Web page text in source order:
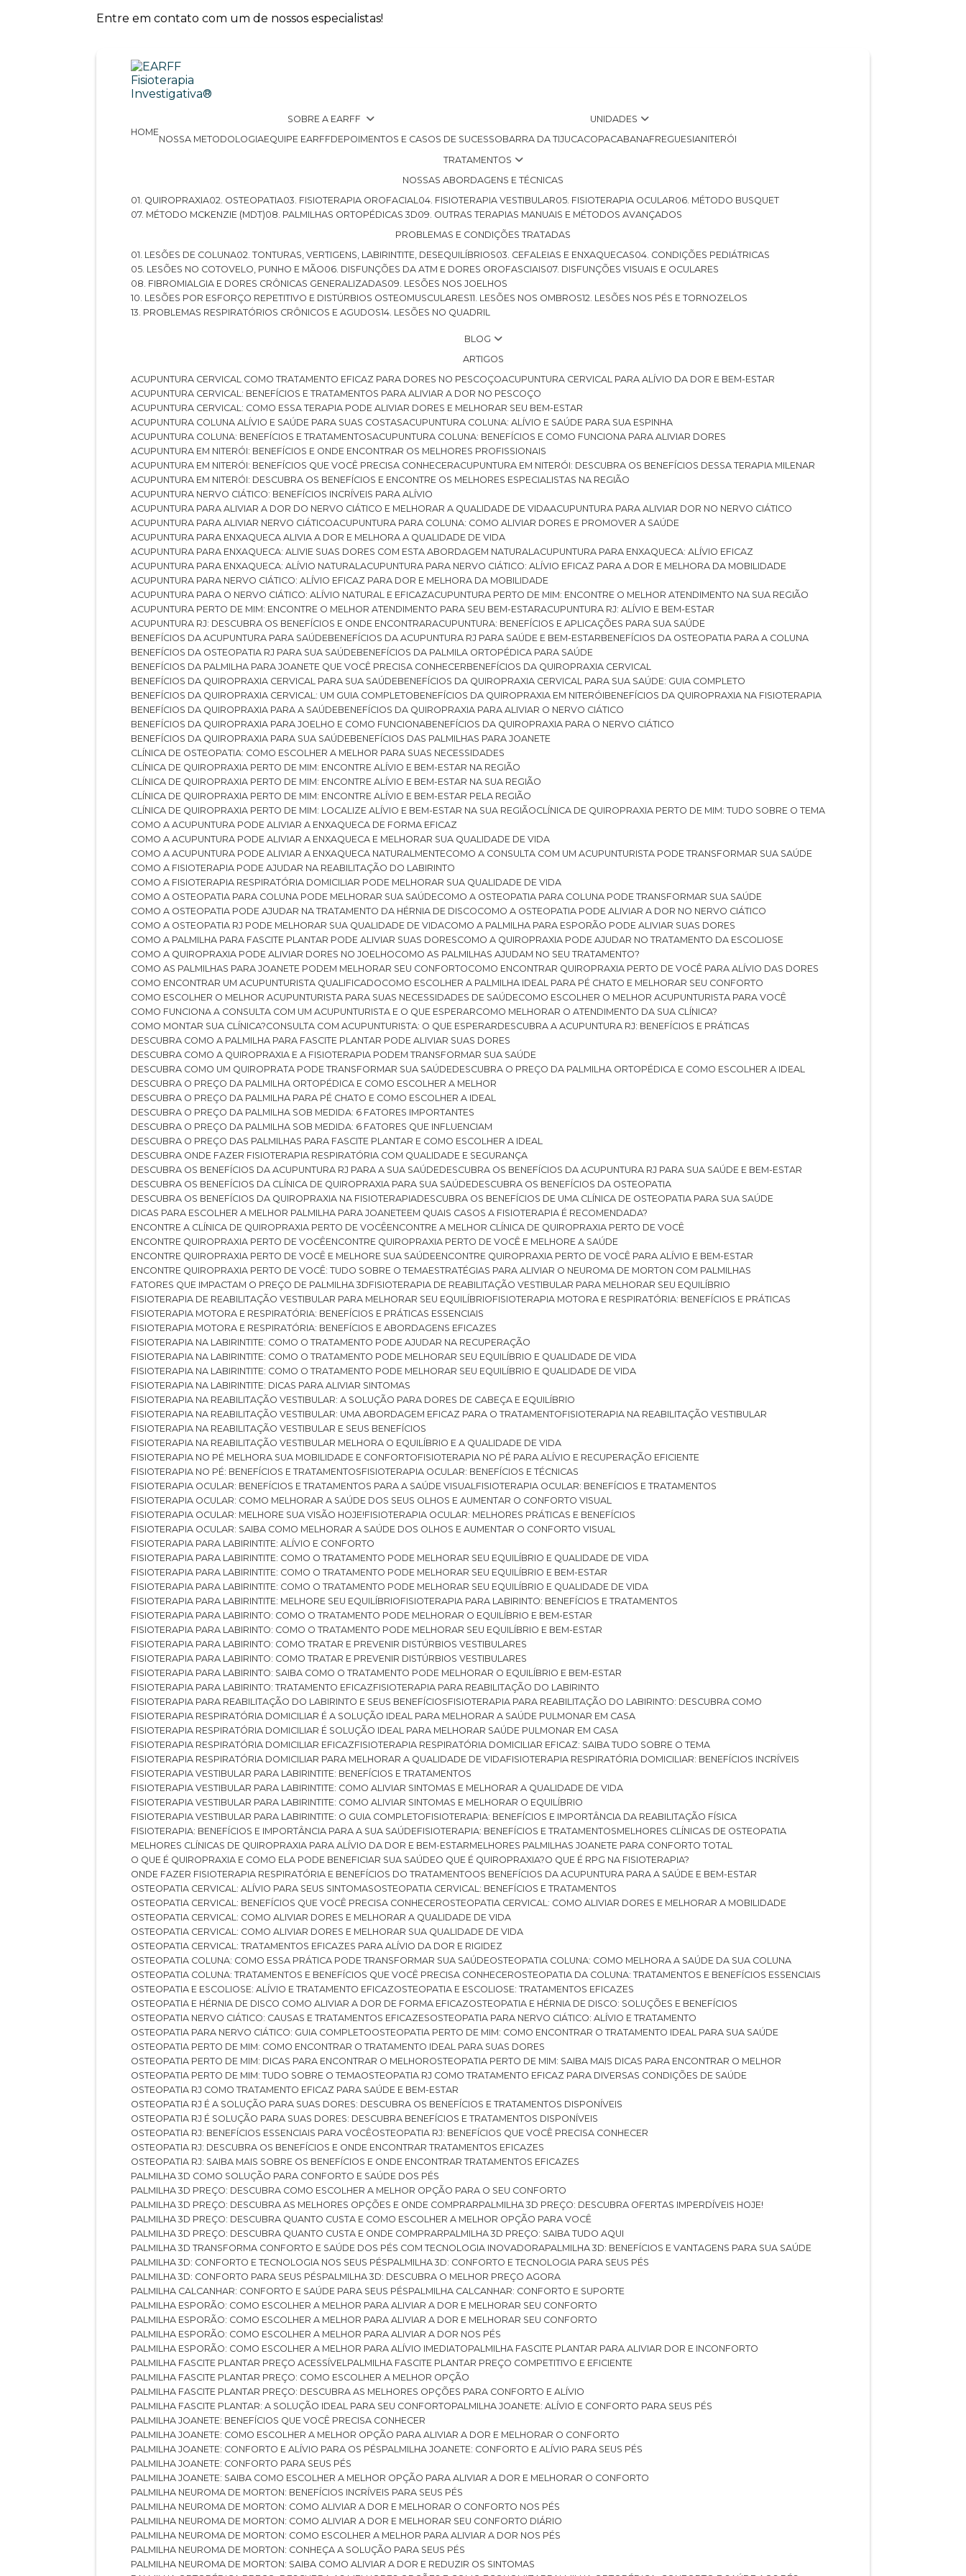
Entre em contato com um de nossos especialistas!
HOME
SOBRE A EARFF
NOSSA METODOLOGIA EQUIPE EARFF DEPOIMENTOS E CASOS DE SUCESSO
UNIDADES
BARRA DA TIJUCA
COPACABANA FREGUESIA
NITERÓI
TRATAMENTOS
NOSSAS ABORDAGENS E TÉCNICAS
01. QUIROPRAXIA
02. OSTEOPATIA 03. FISIOTERAPIA OROFACIAL 04. FISIOTERAPIA VESTIBULAR 05. FISIOTERAPIA OCULAR
06. MÉTODO BUSQUET
07. MÉTODO MCKENZIE (MDT)
08. PALMILHAS ORTOPÉDICAS 3D
09. OUTRAS TERAPIAS MANUAIS E MÉTODOS AVANÇADOS
PROBLEMAS E CONDIÇÕES TRATADAS
01. LESÕES DE COLUNA
02. TONTURAS, VERTIGENS, LABIRINTITE, DESEQUILÍBRIOS 03. CEFALEIAS E ENXAQUECAS
04. CONDIÇÕES PEDIÁTRICAS
05. LESÕES NO COTOVELO, PUNHO E MÃO
06. DISFUNÇÕES DA ATM E DORES OROFASCIAIS
07. DISFUNÇÕES VISUAIS E OCULARES
08. FIBROMIALGIA E DORES CRÔNICAS GENERALIZADAS
09. LESÕES NOS JOELHOS
10. LESÕES POR ESFORÇO REPETITIVO E DISTÚRBIOS OSTEOMUSCULARES 11. LESÕES NOS OMBROS 12. LESÕES NOS PÉS E TORNOZELOS
13. PROBLEMAS RESPIRATÓRIOS CRÔNICOS E AGUDOS 14. LESÕES NO QUADRIL
BLOG
ARTIGOS
ACUPUNTURA CERVICAL COMO TRATAMENTO EFICAZ PARA DORES NO PESCOÇO
ACUPUNTURA CERVICAL PARA ALÍVIO DA DOR E BEM-ESTAR
ACUPUNTURA CERVICAL: BENEFÍCIOS E TRATAMENTOS PARA ALIVIAR A DOR NO PESCOÇO
ACUPUNTURA CERVICAL: COMO ESSA TERAPIA PODE ALIVIAR DORES E MELHORAR SEU BEM-ESTAR
ACUPUNTURA COLUNA ALÍVIO E SAÚDE PARA SUAS COSTAS
ACUPUNTURA COLUNA: ALÍVIO E SAÚDE PARA SUA ESPINHA
ACUPUNTURA COLUNA: BENEFÍCIOS E TRATAMENTOS
ACUPUNTURA COLUNA: BENEFÍCIOS E COMO FUNCIONA PARA ALIVIAR DORES
ACUPUNTURA EM NITERÓI: BENEFÍCIOS E ONDE ENCONTRAR OS MELHORES PROFISSIONAIS
ACUPUNTURA EM NITERÓI: BENEFÍCIOS QUE VOCÊ PRECISA CONHECER
ACUPUNTURA EM NITERÓI: DESCUBRA OS BENEFÍCIOS DESSA TERAPIA MILENAR
ACUPUNTURA EM NITERÓI: DESCUBRA OS BENEFÍCIOS E ENCONTRE OS MELHORES ESPECIALISTAS NA REGIÃO
ACUPUNTURA NERVO CIÁTICO: BENEFÍCIOS INCRÍVEIS PARA ALÍVIO
ACUPUNTURA PARA ALIVIAR A DOR DO NERVO CIÁTICO E MELHORAR A QUALIDADE DE VIDA
ACUPUNTURA PARA ALIVIAR DOR NO NERVO CIÁTICO
ACUPUNTURA PARA ALIVIAR NERVO CIÁTICO
ACUPUNTURA PARA COLUNA: COMO ALIVIAR DORES E PROMOVER A SAÚDE
ACUPUNTURA PARA ENXAQUECA ALIVIA A DOR E MELHORA A QUALIDADE DE VIDA
ACUPUNTURA PARA ENXAQUECA: ALIVIE SUAS DORES COM ESTA ABORDAGEM NATURAL
ACUPUNTURA PARA ENXAQUECA: ALÍVIO EFICAZ
ACUPUNTURA PARA ENXAQUECA: ALÍVIO NATURAL
ACUPUNTURA PARA NERVO CIÁTICO: ALÍVIO EFICAZ PARA A DOR E MELHORA DA MOBILIDADE
ACUPUNTURA PARA NERVO CIÁTICO: ALÍVIO EFICAZ PARA DOR E MELHORA DA MOBILIDADE
ACUPUNTURA PARA O NERVO CIÁTICO: ALÍVIO NATURAL E EFICAZ
ACUPUNTURA PERTO DE MIM: ENCONTRE O MELHOR ATENDIMENTO NA SUA REGIÃO
ACUPUNTURA PERTO DE MIM: ENCONTRE O MELHOR ATENDIMENTO PARA SEU BEM-ESTAR
ACUPUNTURA RJ: ALÍVIO E BEM-ESTAR
ACUPUNTURA RJ: DESCUBRA OS BENEFÍCIOS E ONDE ENCONTRAR
ACUPUNTURA: BENEFÍCIOS E APLICAÇÕES PARA SUA SAÚDE
BENEFÍCIOS DA ACUPUNTURA PARA SAÚDE
BENEFÍCIOS DA ACUPUNTURA RJ PARA SAÚDE E BEM-ESTAR
BENEFÍCIOS DA OSTEOPATIA PARA A COLUNA
BENEFÍCIOS DA OSTEOPATIA RJ PARA SUA SAÚDE
BENEFÍCIOS DA PALMILA ORTOPÉDICA PARA SAÚDE
BENEFÍCIOS DA PALMILHA PARA JOANETE QUE VOCÊ PRECISA CONHECER
BENEFÍCIOS DA QUIROPRAXIA CERVICAL
BENEFÍCIOS DA QUIROPRAXIA CERVICAL PARA SUA SAÚDE
BENEFÍCIOS DA QUIROPRAXIA CERVICAL PARA SUA SAÚDE: GUIA COMPLETO
BENEFÍCIOS DA QUIROPRAXIA CERVICAL: UM GUIA COMPLETO
BENEFÍCIOS DA QUIROPRAXIA EM NITERÓI
BENEFÍCIOS DA QUIROPRAXIA NA FISIOTERAPIA
BENEFÍCIOS DA QUIROPRAXIA PARA A SAÚDE
BENEFÍCIOS DA QUIROPRAXIA PARA ALIVIAR O NERVO CIÁTICO
BENEFÍCIOS DA QUIROPRAXIA PARA JOELHO E COMO FUNCIONA
BENEFÍCIOS DA QUIROPRAXIA PARA O NERVO CIÁTICO
BENEFÍCIOS DA QUIROPRAXIA PARA SUA SAÚDE
BENEFÍCIOS DAS PALMILHAS PARA JOANETE
CLÍNICA DE OSTEOPATIA: COMO ESCOLHER A MELHOR PARA SUAS NECESSIDADES
CLÍNICA DE QUIROPRAXIA PERTO DE MIM: ENCONTRE ALÍVIO E BEM-ESTAR NA REGIÃO
CLÍNICA DE QUIROPRAXIA PERTO DE MIM: ENCONTRE ALÍVIO E BEM-ESTAR NA SUA REGIÃO
CLÍNICA DE QUIROPRAXIA PERTO DE MIM: ENCONTRE ALÍVIO E BEM-ESTAR PELA REGIÃO
CLÍNICA DE QUIROPRAXIA PERTO DE MIM: LOCALIZE ALÍVIO E BEM-ESTAR NA SUA REGIÃO
CLÍNICA DE QUIROPRAXIA PERTO DE MIM: TUDO SOBRE O TEMA
COMO A ACUPUNTURA PODE ALIVIAR A ENXAQUECA DE FORMA EFICAZ
COMO A ACUPUNTURA PODE ALIVIAR A ENXAQUECA E MELHORAR SUA QUALIDADE DE VIDA
COMO A ACUPUNTURA PODE ALIVIAR A ENXAQUECA NATURALMENTE
COMO A CONSULTA COM UM ACUPUNTURISTA PODE TRANSFORMAR SUA SAÚDE
COMO A FISIOTERAPIA PODE AJUDAR NA REABILITAÇÃO DO LABIRINTO
COMO A FISIOTERAPIA RESPIRATÓRIA DOMICILIAR PODE MELHORAR SUA QUALIDADE DE VIDA
COMO A OSTEOPATIA PARA COLUNA PODE MELHORAR SUA SAÚDE
COMO A OSTEOPATIA PARA COLUNA PODE TRANSFORMAR SUA SAÚDE
COMO A OSTEOPATIA PODE AJUDAR NA TRATAMENTO DA HÉRNIA DE DISCO
COMO A OSTEOPATIA PODE ALIVIAR A DOR NO NERVO CIÁTICO
COMO A OSTEOPATIA RJ PODE MELHORAR SUA QUALIDADE DE VIDA
COMO A PALMILHA PARA ESPORÃO PODE ALIVIAR SUAS DORES
COMO A PALMILHA PARA FASCITE PLANTAR PODE ALIVIAR SUAS DORES
COMO A QUIROPRAXIA PODE AJUDAR NO TRATAMENTO DA ESCOLIOSE
COMO A QUIROPRAXIA PODE ALIVIAR DORES NO JOELHO
COMO AS PALMILHAS AJUDAM NO SEU TRATAMENTO?
COMO AS PALMILHAS PARA JOANETE PODEM MELHORAR SEU CONFORTO
COMO ENCONTRAR QUIROPRAXIA PERTO DE VOCÊ PARA ALÍVIO DAS DORES
COMO ENCONTRAR UM ACUPUNTURISTA QUALIFICADO
COMO ESCOLHER A PALMILHA IDEAL PARA PÉ CHATO E MELHORAR SEU CONFORTO
COMO ESCOLHER O MELHOR ACUPUNTURISTA PARA SUAS NECESSIDADES DE SAÚDE
COMO ESCOLHER O MELHOR ACUPUNTURISTA PARA VOCÊ
COMO FUNCIONA A CONSULTA COM UM ACUPUNTURISTA E O QUE ESPERAR
COMO MELHORAR O ATENDIMENTO DA SUA CLÍNICA?
COMO MONTAR SUA CLÍNICA?
CONSULTA COM ACUPUNTURISTA: O QUE ESPERAR
DESCUBRA A ACUPUNTURA RJ: BENEFÍCIOS E PRÁTICAS
DESCUBRA COMO A PALMILHA PARA FASCITE PLANTAR PODE ALIVIAR SUAS DORES
DESCUBRA COMO A QUIROPRAXIA E A FISIOTERAPIA PODEM TRANSFORMAR SUA SAÚDE
DESCUBRA COMO UM QUIROPRATA PODE TRANSFORMAR SUA SAÚDE
DESCUBRA O PREÇO DA PALMILHA ORTOPÉDICA E COMO ESCOLHER A IDEAL
DESCUBRA O PREÇO DA PALMILHA ORTOPÉDICA E COMO ESCOLHER A MELHOR
DESCUBRA O PREÇO DA PALMILHA PARA PÉ CHATO E COMO ESCOLHER A IDEAL
DESCUBRA O PREÇO DA PALMILHA SOB MEDIDA: 6 FATORES IMPORTANTES
DESCUBRA O PREÇO DA PALMILHA SOB MEDIDA: 6 FATORES QUE INFLUENCIAM
DESCUBRA O PREÇO DAS PALMILHAS PARA FASCITE PLANTAR E COMO ESCOLHER A IDEAL
DESCUBRA ONDE FAZER FISIOTERAPIA RESPIRATÓRIA COM QUALIDADE E SEGURANÇA
DESCUBRA OS BENEFÍCIOS DA ACUPUNTURA RJ PARA A SUA SAÚDE
DESCUBRA OS BENEFÍCIOS DA ACUPUNTURA RJ PARA SUA SAÚDE E BEM-ESTAR
DESCUBRA OS BENEFÍCIOS DA CLÍNICA DE QUIROPRAXIA PARA SUA SAÚDE
DESCUBRA OS BENEFÍCIOS DA OSTEOPATIA
DESCUBRA OS BENEFÍCIOS DA QUIROPRAXIA NA FISIOTERAPIA
DESCUBRA OS BENEFÍCIOS DE UMA CLÍNICA DE OSTEOPATIA PARA SUA SAÚDE
DICAS PARA ESCOLHER A MELHOR PALMILHA PARA JOANETE EM QUAIS CASOS A FISIOTERAPIA É RECOMENDADA?
ENCONTRE A CLÍNICA DE QUIROPRAXIA PERTO DE VOCÊ ENCONTRE A MELHOR CLÍNICA DE QUIROPRAXIA PERTO DE VOCÊ
ENCONTRE QUIROPRAXIA PERTO DE VOCÊ ENCONTRE QUIROPRAXIA PERTO DE VOCÊ E MELHORE A SAÚDE
ENCONTRE QUIROPRAXIA PERTO DE VOCÊ E MELHORE SUA SAÚDE ENCONTRE QUIROPRAXIA PERTO DE VOCÊ PARA ALÍVIO E BEM-ESTAR
ENCONTRE QUIROPRAXIA PERTO DE VOCÊ: TUDO SOBRE O TEMA ESTRATÉGIAS PARA ALIVIAR O NEUROMA DE MORTON COM PALMILHAS
FATORES QUE IMPACTAM O PREÇO DE PALMILHA 3D
FISIOTERAPIA DE REABILITAÇÃO VESTIBULAR PARA MELHORAR SEU EQUILÍBRIO
FISIOTERAPIA DE REABILITAÇÃO VESTIBULAR PARA MELHORAR SEU EQUILÍBRIO
FISIOTERAPIA MOTORA E RESPIRATÓRIA: BENEFÍCIOS E PRÁTICAS
FISIOTERAPIA MOTORA E RESPIRATÓRIA: BENEFÍCIOS E PRÁTICAS ESSENCIAIS
FISIOTERAPIA MOTORA E RESPIRATÓRIA: BENEFÍCIOS E ABORDAGENS EFICAZES
FISIOTERAPIA NA LABIRINTITE: COMO O TRATAMENTO PODE AJUDAR NA RECUPERAÇÃO
FISIOTERAPIA NA LABIRINTITE: COMO O TRATAMENTO PODE MELHORAR SEU EQUILÍBRIO E QUALIDADE DE VIDA
FISIOTERAPIA NA LABIRINTITE: COMO O TRATAMENTO PODE MELHORAR SEU EQUILÍBRIO E QUALIDADE DE VIDA
FISIOTERAPIA NA LABIRINTITE: DICAS PARA ALIVIAR SINTOMAS
FISIOTERAPIA NA REABILITAÇÃO VESTIBULAR: A SOLUÇÃO PARA DORES DE CABEÇA E EQUILÍBRIO
FISIOTERAPIA NA REABILITAÇÃO VESTIBULAR: UMA ABORDAGEM EFICAZ PARA O TRATAMENTO
FISIOTERAPIA NA REABILITAÇÃO VESTIBULAR
FISIOTERAPIA NA REABILITAÇÃO VESTIBULAR E SEUS BENEFÍCIOS
FISIOTERAPIA NA REABILITAÇÃO VESTIBULAR MELHORA O EQUILÍBRIO E A QUALIDADE DE VIDA
FISIOTERAPIA NO PÉ MELHORA SUA MOBILIDADE E CONFORTO
FISIOTERAPIA NO PÉ PARA ALÍVIO E RECUPERAÇÃO EFICIENTE
FISIOTERAPIA NO PÉ: BENEFÍCIOS E TRATAMENTOS
FISIOTERAPIA OCULAR: BENEFÍCIOS E TÉCNICAS
FISIOTERAPIA OCULAR: BENEFÍCIOS E TRATAMENTOS PARA A SAÚDE VISUAL FISIOTERAPIA OCULAR: BENEFÍCIOS E TRATAMENTOS
FISIOTERAPIA OCULAR: COMO MELHORAR A SAÚDE DOS SEUS OLHOS E AUMENTAR O CONFORTO VISUAL
FISIOTERAPIA OCULAR: MELHORE SUA VISÃO HOJE! FISIOTERAPIA OCULAR: MELHORES PRÁTICAS E BENEFÍCIOS
FISIOTERAPIA OCULAR: SAIBA COMO MELHORAR A SAÚDE DOS OLHOS E AUMENTAR O CONFORTO VISUAL
FISIOTERAPIA PARA LABIRINTITE: ALÍVIO E CONFORTO
FISIOTERAPIA PARA LABIRINTITE: COMO O TRATAMENTO PODE MELHORAR SEU EQUILÍBRIO E QUALIDADE DE VIDA
FISIOTERAPIA PARA LABIRINTITE: COMO O TRATAMENTO PODE MELHORAR SEU EQUILÍBRIO E BEM-ESTAR
FISIOTERAPIA PARA LABIRINTITE: COMO O TRATAMENTO PODE MELHORAR SEU EQUILÍBRIO E QUALIDADE DE VIDA
FISIOTERAPIA PARA LABIRINTITE: MELHORE SEU EQUILÍBRIO
FISIOTERAPIA PARA LABIRINTO: BENEFÍCIOS E TRATAMENTOS
FISIOTERAPIA PARA LABIRINTO: COMO O TRATAMENTO PODE MELHORAR O EQUILÍBRIO E BEM-ESTAR
FISIOTERAPIA PARA LABIRINTO: COMO O TRATAMENTO PODE MELHORAR SEU EQUILÍBRIO E BEM-ESTAR
FISIOTERAPIA PARA LABIRINTO: COMO TRATAR E PREVENIR DISTÚRBIOS VESTIBULARES
FISIOTERAPIA PARA LABIRINTO: COMO TRATAR E PREVENIR DISTÚRBIOS VESTIBULARES
FISIOTERAPIA PARA LABIRINTO: SAIBA COMO O TRATAMENTO PODE MELHORAR O EQUILÍBRIO E BEM-ESTAR
FISIOTERAPIA PARA LABIRINTO: TRATAMENTO EFICAZ FISIOTERAPIA PARA REABILITAÇÃO DO LABIRINTO
FISIOTERAPIA PARA REABILITAÇÃO DO LABIRINTO E SEUS BENEFÍCIOS
FISIOTERAPIA PARA REABILITAÇÃO DO LABIRINTO: DESCUBRA COMO
FISIOTERAPIA RESPIRATÓRIA DOMICILIAR É A SOLUÇÃO IDEAL PARA MELHORAR A SAÚDE PULMONAR EM CASA
FISIOTERAPIA RESPIRATÓRIA DOMICILIAR É SOLUÇÃO IDEAL PARA MELHORAR SAÚDE PULMONAR EM CASA
FISIOTERAPIA RESPIRATÓRIA DOMICILIAR EFICAZ FISIOTERAPIA RESPIRATÓRIA DOMICILIAR EFICAZ: SAIBA TUDO SOBRE O TEMA
FISIOTERAPIA RESPIRATÓRIA DOMICILIAR PARA MELHORAR A QUALIDADE DE VIDA FISIOTERAPIA RESPIRATÓRIA DOMICILIAR: BENEFÍCIOS INCRÍVEIS
FISIOTERAPIA VESTIBULAR PARA LABIRINTITE: BENEFÍCIOS E TRATAMENTOS
FISIOTERAPIA VESTIBULAR PARA LABIRINTITE: COMO ALIVIAR SINTOMAS E MELHORAR A QUALIDADE DE VIDA
FISIOTERAPIA VESTIBULAR PARA LABIRINTITE: COMO ALIVIAR SINTOMAS E MELHORAR O EQUILÍBRIO
FISIOTERAPIA VESTIBULAR PARA LABIRINTITE: O GUIA COMPLETO
FISIOTERAPIA: BENEFÍCIOS E IMPORTÂNCIA DA REABILITAÇÃO FÍSICA
FISIOTERAPIA: BENEFÍCIOS E IMPORTÂNCIA PARA A SUA SAÚDE FISIOTERAPIA: BENEFÍCIOS E TRATAMENTOS
MELHORES CLÍNICAS DE OSTEOPATIA
MELHORES CLÍNICAS DE QUIROPRAXIA PARA ALÍVIO DA DOR E BEM-ESTAR
MELHORES PALMILHAS JOANETE PARA CONFORTO TOTAL
O QUE É QUIROPRAXIA E COMO ELA PODE BENEFICIAR SUA SAÚDE
O QUE É QUIROPRAXIA?
O QUE É RPG NA FISIOTERAPIA?
ONDE FAZER FISIOTERAPIA RESPIRATÓRIA E BENEFÍCIOS DO TRATAMENTO
OS BENEFÍCIOS DA ACUPUNTURA PARA A SAÚDE E BEM-ESTAR
OSTEOPATIA CERVICAL: ALÍVIO PARA SEUS SINTOMAS
OSTEOPATIA CERVICAL: BENEFÍCIOS E TRATAMENTOS
OSTEOPATIA CERVICAL: BENEFÍCIOS QUE VOCÊ PRECISA CONHECER
OSTEOPATIA CERVICAL: COMO ALIVIAR DORES E MELHORAR A MOBILIDADE
OSTEOPATIA CERVICAL: COMO ALIVIAR DORES E MELHORAR A QUALIDADE DE VIDA
OSTEOPATIA CERVICAL: COMO ALIVIAR DORES E MELHORAR SUA QUALIDADE DE VIDA
OSTEOPATIA CERVICAL: TRATAMENTOS EFICAZES PARA ALÍVIO DA DOR E RIGIDEZ
OSTEOPATIA COLUNA: COMO ESSA PRÁTICA PODE TRANSFORMAR SUA SAÚDE
OSTEOPATIA COLUNA: COMO MELHORA A SAÚDE DA SUA COLUNA
OSTEOPATIA COLUNA: TRATAMENTOS E BENEFÍCIOS QUE VOCÊ PRECISA CONHECER
OSTEOPATIA DA COLUNA: TRATAMENTOS E BENEFÍCIOS ESSENCIAIS
OSTEOPATIA E ESCOLIOSE: ALÍVIO E TRATAMENTO EFICAZ
OSTEOPATIA E ESCOLIOSE: TRATAMENTOS EFICAZES
OSTEOPATIA E HÉRNIA DE DISCO COMO ALIVIAR A DOR DE FORMA EFICAZ
OSTEOPATIA E HÉRNIA DE DISCO: SOLUÇÕES E BENEFÍCIOS
OSTEOPATIA NERVO CIÁTICO: CAUSAS E TRATAMENTOS EFICAZES
OSTEOPATIA PARA NERVO CIÁTICO: ALÍVIO E TRATAMENTO
OSTEOPATIA PARA NERVO CIÁTICO: GUIA COMPLETO
OSTEOPATIA PERTO DE MIM: COMO ENCONTRAR O TRATAMENTO IDEAL PARA SUA SAÚDE
OSTEOPATIA PERTO DE MIM: COMO ENCONTRAR O TRATAMENTO IDEAL PARA SUAS DORES
OSTEOPATIA PERTO DE MIM: DICAS PARA ENCONTRAR O MELHOR
OSTEOPATIA PERTO DE MIM: SAIBA MAIS DICAS PARA ENCONTRAR O MELHOR
OSTEOPATIA PERTO DE MIM: TUDO SOBRE O TEMA
OSTEOPATIA RJ COMO TRATAMENTO EFICAZ PARA DIVERSAS CONDIÇÕES DE SAÚDE
OSTEOPATIA RJ COMO TRATAMENTO EFICAZ PARA SAÚDE E BEM-ESTAR
OSTEOPATIA RJ É A SOLUÇÃO PARA SUAS DORES: DESCUBRA OS BENEFÍCIOS E TRATAMENTOS DISPONÍVEIS
OSTEOPATIA RJ É SOLUÇÃO PARA SUAS DORES: DESCUBRA BENEFÍCIOS E TRATAMENTOS DISPONÍVEIS
OSTEOPATIA RJ: BENEFÍCIOS ESSENCIAIS PARA VOCÊ
OSTEOPATIA RJ: BENEFÍCIOS QUE VOCÊ PRECISA CONHECER
OSTEOPATIA RJ: DESCUBRA OS BENEFÍCIOS E ONDE ENCONTRAR TRATAMENTOS EFICAZES
OSTEOPATIA RJ: SAIBA MAIS SOBRE OS BENEFÍCIOS E ONDE ENCONTRAR TRATAMENTOS EFICAZES
PALMILHA 3D COMO SOLUÇÃO PARA CONFORTO E SAÚDE DOS PÉS
PALMILHA 3D PREÇO: DESCUBRA COMO ESCOLHER A MELHOR OPÇÃO PARA O SEU CONFORTO
PALMILHA 3D PREÇO: DESCUBRA AS MELHORES OPÇÕES E ONDE COMPRAR
PALMILHA 3D PREÇO: DESCUBRA OFERTAS IMPERDÍVEIS HOJE!
PALMILHA 3D PREÇO: DESCUBRA QUANTO CUSTA E COMO ESCOLHER A MELHOR OPÇÃO PARA VOCÊ
PALMILHA 3D PREÇO: DESCUBRA QUANTO CUSTA E ONDE COMPRAR
PALMILHA 3D PREÇO: SAIBA TUDO AQUI
PALMILHA 3D TRANSFORMA CONFORTO E SAÚDE DOS PÉS COM TECNOLOGIA INOVADORA PALMILHA 3D: BENEFÍCIOS E VANTAGENS PARA SUA SAÚDE
PALMILHA 3D: CONFORTO E TECNOLOGIA NOS SEUS PÉS
PALMILHA 3D: CONFORTO E TECNOLOGIA PARA SEUS PÉS
PALMILHA 3D: CONFORTO PARA SEUS PÉS
PALMILHA 3D: DESCUBRA O MELHOR PREÇO AGORA
PALMILHA CALCANHAR: CONFORTO E SAÚDE PARA SEUS PÉS
PALMILHA CALCANHAR: CONFORTO E SUPORTE
PALMILHA ESPORÃO: COMO ESCOLHER A MELHOR PARA ALIVIAR A DOR E MELHORAR SEU CONFORTO
PALMILHA ESPORÃO: COMO ESCOLHER A MELHOR PARA ALIVIAR A DOR E MELHORAR SEU CONFORTO
PALMILHA ESPORÃO: COMO ESCOLHER A MELHOR PARA ALIVIAR A DOR NOS PÉS
PALMILHA ESPORÃO: COMO ESCOLHER A MELHOR PARA ALÍVIO IMEDIATO
PALMILHA FASCITE PLANTAR PARA ALIVIAR DOR E INCONFORTO
PALMILHA FASCITE PLANTAR PREÇO ACESSÍVEL PALMILHA FASCITE PLANTAR PREÇO COMPETITIVO E EFICIENTE
PALMILHA FASCITE PLANTAR PREÇO: COMO ESCOLHER A MELHOR OPÇÃO
PALMILHA FASCITE PLANTAR PREÇO: DESCUBRA AS MELHORES OPÇÕES PARA CONFORTO E ALÍVIO
PALMILHA FASCITE PLANTAR: A SOLUÇÃO IDEAL PARA SEU CONFORTO
PALMILHA JOANETE: ALÍVIO E CONFORTO PARA SEUS PÉS
PALMILHA JOANETE: BENEFÍCIOS QUE VOCÊ PRECISA CONHECER
PALMILHA JOANETE: COMO ESCOLHER A MELHOR OPÇÃO PARA ALIVIAR A DOR E MELHORAR O CONFORTO
PALMILHA JOANETE: CONFORTO E ALÍVIO PARA OS PÉS
PALMILHA JOANETE: CONFORTO E ALÍVIO PARA SEUS PÉS
PALMILHA JOANETE: CONFORTO PARA SEUS PÉS
PALMILHA JOANETE: SAIBA COMO ESCOLHER A MELHOR OPÇÃO PARA ALIVIAR A DOR E MELHORAR O CONFORTO
PALMILHA NEUROMA DE MORTON: BENEFÍCIOS INCRÍVEIS PARA SEUS PÉS
PALMILHA NEUROMA DE MORTON: COMO ALIVIAR A DOR E MELHORAR O CONFORTO NOS PÉS
PALMILHA NEUROMA DE MORTON: COMO ALIVIAR A DOR E MELHORAR SEU CONFORTO DIÁRIO
PALMILHA NEUROMA DE MORTON: COMO ESCOLHER A MELHOR PARA ALIVIAR A DOR NOS PÉS
PALMILHA NEUROMA DE MORTON: CONHEÇA A SOLUÇÃO PARA SEUS PÉS
PALMILHA NEUROMA DE MORTON: SAIBA COMO ALIVIAR A DOR E REDUZIR OS SINTOMAS